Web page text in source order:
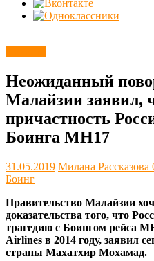
Неожиданный
Малайзии заявил,
причастность
Боинга МН17
31.05.2019 Милана Рассказова
Боинг
Правительство Малайзии
доказательства того, что
трагедию с Боингом рейса
Airlines в 2014 году, заявил
страны Махатхир Мохамад.